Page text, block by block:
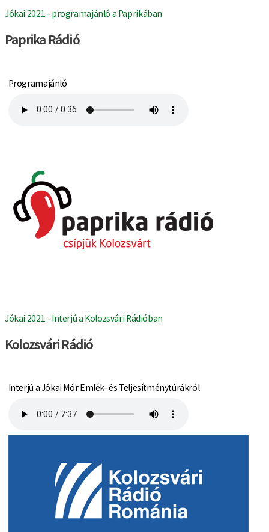
Jókai 2021 - programajánló a Paprikában
Paprika Rádió
Programajánló
Jókai 2021 - Interjú a Kolozsvári Rádióban
Kolozsvári Rádió
Interjú a Jókai Mór Emlék- és Teljesítménytúrákról